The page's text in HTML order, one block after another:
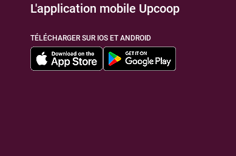
L'application mobile Upcoop
TÉLÉCHARGER SUR IOS ET ANDROID